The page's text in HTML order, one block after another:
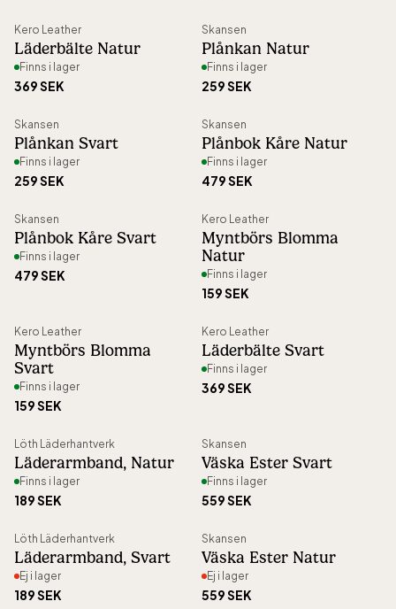
Kero Leather
Läderbälte Natur
Finns i lager
369 SEK
Skansen
Plånkan Natur
Finns i lager
259 SEK
Skansen
Plånkan Svart
Finns i lager
259 SEK
Skansen
Plånbok Kåre Natur
Finns i lager
479 SEK
Skansen
Plånbok Kåre Svart
Finns i lager
479 SEK
Kero Leather
Myntbörs Blomma
Natur
Finns i lager
159 SEK
Kero Leather
Myntbörs Blomma
Svart
Finns i lager
159 SEK
Kero Leather
Läderbälte Svart
Finns i lager
369 SEK
Flera val
Löth Läderhantverk
Läderarmband, Natur
Finns i lager
189 SEK
Skansen
Väska Ester Svart
Finns i lager
559 SEK
Flera val
Löth Läderhantverk
Läderarmband, Svart
Ej i lager
189 SEK
Skansen
Väska Ester Natur
Ej i lager
559 SEK